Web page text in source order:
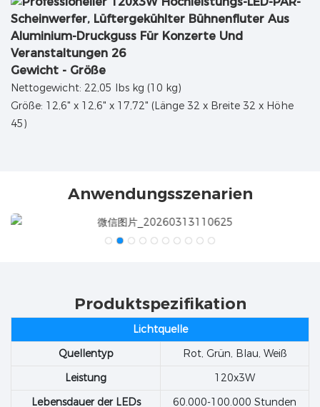
Gewicht - Größe
Nettogewicht: 22,05 lbs kg (10 kg)
Größe: 12,6" x 12,6" x 17,72" (Länge 32 x Breite 32 x Höhe
45)
Anwendungsszenarien
Produktspezifikation
Lichtquelle
Quellentyp
Rot, Grün, Blau, Weiß
Leistung
120x3W
Lebensdauer der LEDs
60.000-100.000 Stunden